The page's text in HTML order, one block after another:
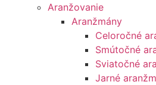
Aranžovanie
Aranžmány
Celoročné
Smútočné
Sviatočné
Jarné